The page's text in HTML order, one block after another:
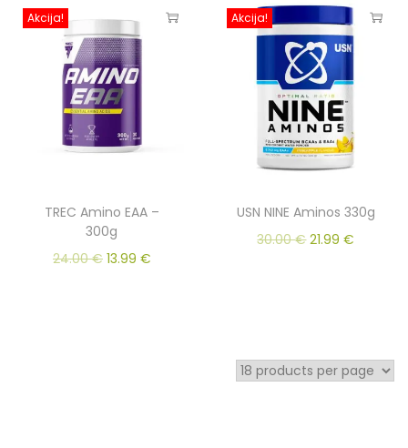
Akcija!
TREC Amino EAA –
300g
24.00€ 13.99 €
Akcija!
USN NINE Aminos 330g
30.00€ 21.99€